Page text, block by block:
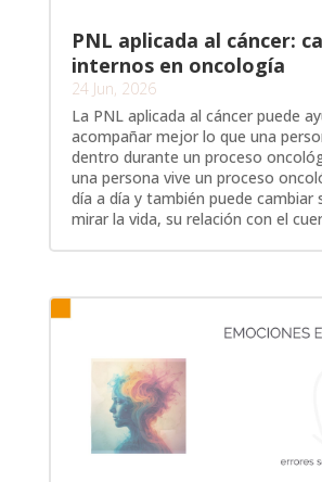
PNL aplicada al cáncer:
internos en oncología
24 Jun, 2026
La PNL aplicada al cáncer puede
acompañar mejor lo que una
dentro durante un proceso
una persona vive un proceso
día a día y también puede cambiar
mirar la vida, su relación con el